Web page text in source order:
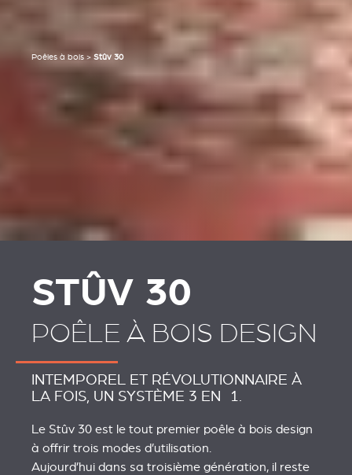
Poêles à bois > Stûv 30
STÛV 30
POÊLE À BOIS DESIGN
INTEMPOREL ET RÉVOLUTIONNAIRE À
LA FOIS, UN SYSTÈME 3 EN 1.
Le Stûv 30 est le tout premier poêle à bois design
à offrir trois modes d’utilisation.
Aujourd’hui dans sa troisième génération, il reste